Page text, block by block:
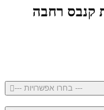
קנבס רחבה
--- בחרו אפשרויות ---